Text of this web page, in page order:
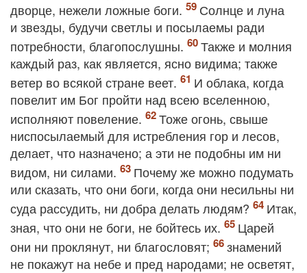
дворце, нежели ложные боги.
Солнце и луна
и звезды, будучи светлы и посылаемы ради
потребности, благопослушны.
Также и молния
каждый раз, как является, ясно видима; также
ветер во всякой стране веет.
И облака, когда
повелит им Бог пройти над всею вселенною,
исполняют повеление.
Тоже огонь, свыше
ниспосылаемый для истребления гор и лесов,
делает, что назначено; а эти не подобны им ни
видом, ни силами.
Почему же можно подумать
или сказать, что они боги, когда они несильны ни
суда рассудить, ни добра делать людям?
Итак,
зная, что они не боги, не бойтесь их.
Царей
они ни проклянут, ни благословят;
знамений
не покажут на небе и пред народами; не осветят,